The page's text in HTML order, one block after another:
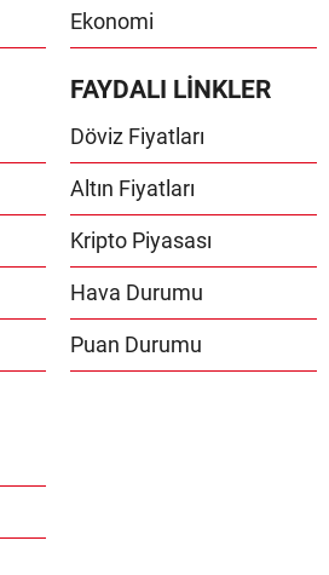
Ekonomi
FAYDALI LİNKLER
Döviz Fiyatları
Altın Fiyatları
Kripto Piyasası
Hava Durumu
Puan Durumu